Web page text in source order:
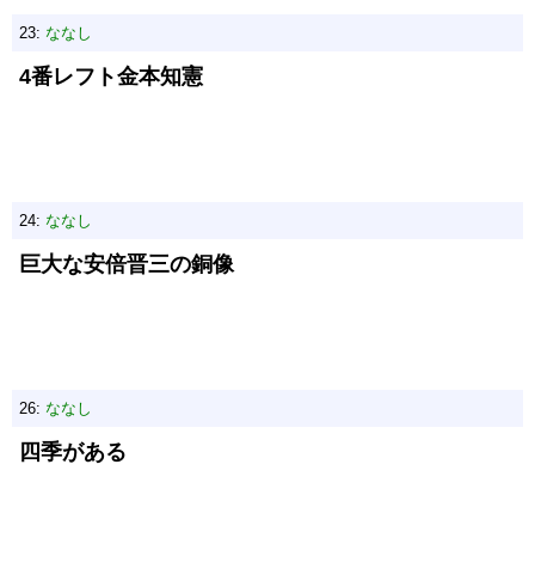
23: ななし
4番レフト金本知憲
24: ななし
巨大な安倍晋三の銅像
26: ななし
四季がある